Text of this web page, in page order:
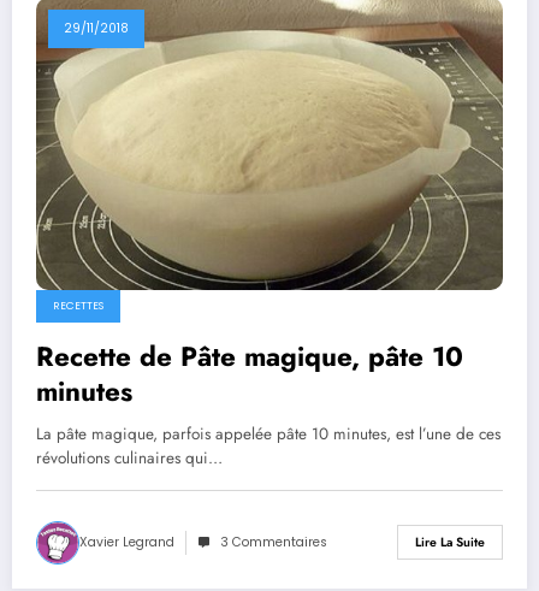
29/11/2018
RECETTES
Recette de Pâte magique, pâte 10
minutes
La pâte magique, parfois appelée pâte 10 minutes, est l’une de ces
révolutions culinaires qui…
Xavier Legrand 3 Commentaires Lire La Suite